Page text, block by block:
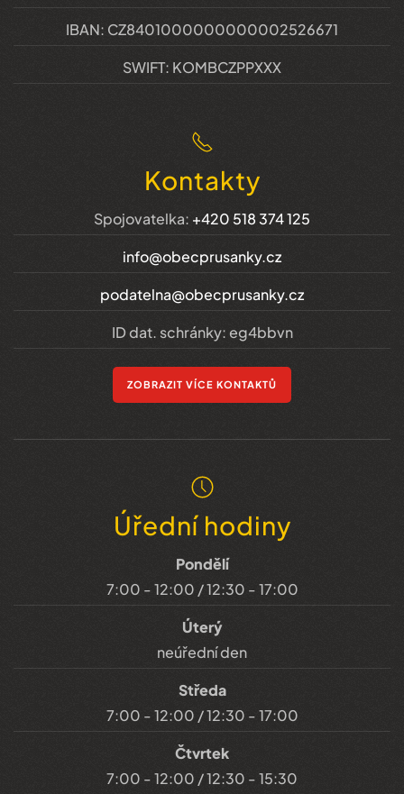
IBAN: CZ8401000000000002526671
SWIFT: KOMBCZPPXXX
Kontakty
Spojovatelka: +420 518 374 125
info@obecprusanky.cz
podatelna@obecprusanky.cz
ID dat. schránky: eg4bbvn
ZOBRAZIT VÍCE KONTAKTŮ
Úřední hodiny
Pondělí
7:00 - 12:00 / 12:30 - 17:00
Úterý
neúřední den
Středa
7:00 - 12:00 / 12:30 - 17:00
Čtvrtek
7:00 - 12:00 / 12:30 - 15:30